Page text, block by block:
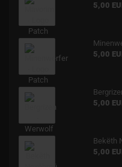
5,00
5,00
5,00
Bekëth
5,00